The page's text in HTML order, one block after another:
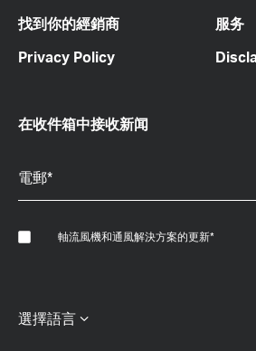
找到你的經銷商
服务
Privacy Policy
在收件箱中接收新闻
軸流風機和通風解決方案的更新*